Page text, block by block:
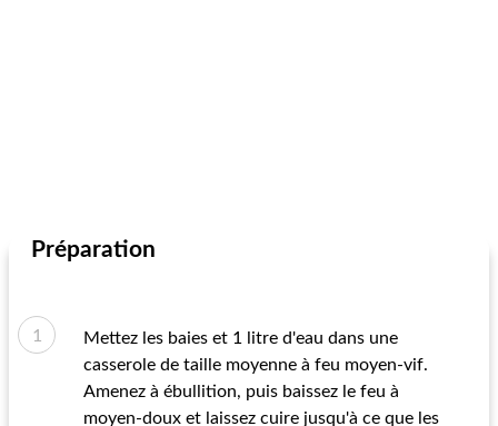
Préparation
Mettez les baies et 1 litre d'eau dans une
casserole de taille moyenne à feu moyen-vif.
Amenez à ébullition, puis baissez le feu à
moyen-doux et laissez cuire jusqu'à ce que les